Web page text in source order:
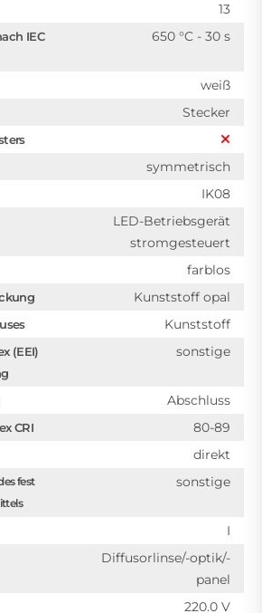
13
IEC
650 °C - 30 s
weiß
Stecker
symmetrisch
IK08
LED-Betriebsgerät
stromgesteuert
farblos
Kunststoff opal
Kunststoff
(EEI)
sonstige
Abschluss
CRI 80-89
direkt
fest
sonstige
I
Diffusorlinse/-optik/-
panel
220.0 V